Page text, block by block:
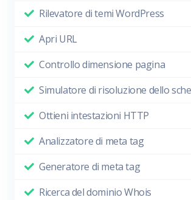
Rilevatore di temi WordPress
Apri URL
Controllo dimensione pagina
Simulatore di risoluzione dello
Ottieni intestazioni HTTP
Analizzatore di meta tag
Generatore di meta tag
Ricerca del dominio Whois